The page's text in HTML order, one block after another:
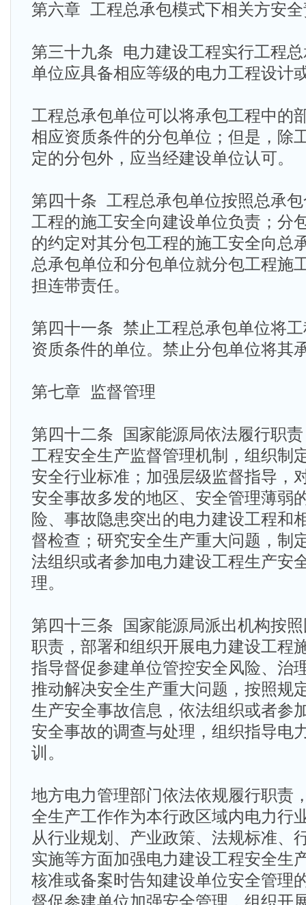
第六章 工程总承包模式下相关方安
第三十九条 电力建设工程实行工程
单位应具备相应等级的电力工程设计
工程总承包单位可以将承包工程中的
相应资质条件的分包单位；但是，除
定的分包外，应当经建设单位认可。
第四十条 工程总承包单位按照总承
工程的施工安全向建设单位负责；分
的约定对其分包工程的施工安全向总
总承包单位和分包单位就分包工程施
担连带责任。
第四十一条 禁止工程总承包单位将
资质条件的单位。禁止分包单位将其
第七章 监督管理
第四十二条 国家能源局依法履行职
工程安全生产监督管理机制，组织制
安全行业标准；加强层级监督指导，
安全事故多发的地区、安全管理薄弱
险、事故隐患突出的电力建设工程和
督检查；研究安全生产重大问题，制
法组织或者参加电力建设工程生产安
理。
第四十三条 国家能源局派出机构按
职责，部署和组织开展电力建设工程
指导督促参建单位管控安全风险、治
推动解决安全生产重大问题，按照规
生产安全事故信息，依法组织或者参
安全事故的调查与处理，组织指导电
训。
地方电力管理部门依法依规履行职责
全生产工作作为本行政区域内电力行
从行业规划、产业政策、法规标准、
实施等方面加强电力建设工程安全生
核准或备案时告知建设单位安全管理